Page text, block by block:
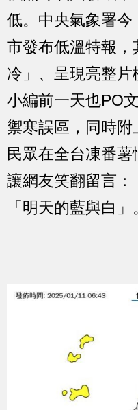
低。中央氣象署
市發布低溫特報
冷」、呈現亮整
小編前一天也PO
禦寒誤區，同時
民眾在全台凍番薯
讓網友笑翻留言：
「明天的藍與白」